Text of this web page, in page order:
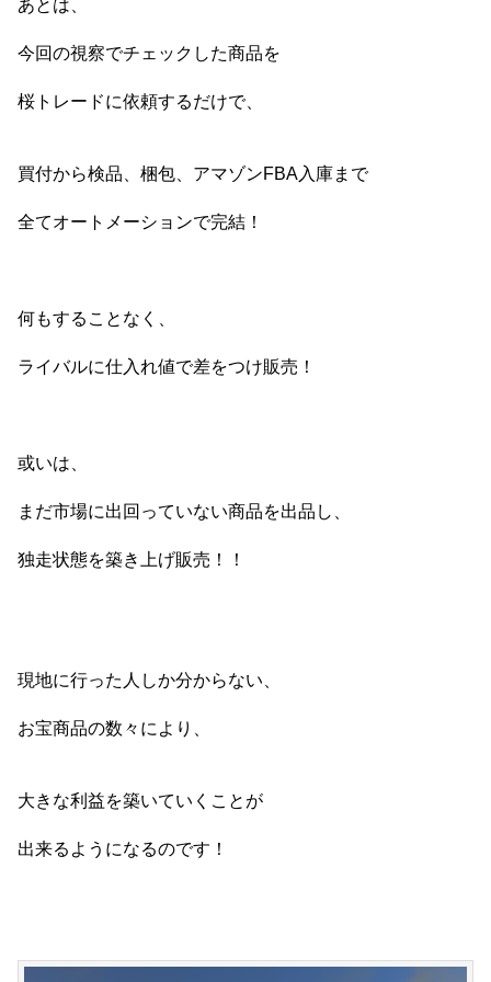
あとは、
今回の視察でチェックした商品を
桜トレードに依頼するだけで、
買付から検品、梱包、アマゾンFBA入庫まで
全てオートメーションで完結！
何もすることなく、
ライバルに仕入れ値で差をつけ販売！
或いは、
まだ市場に出回っていない商品を出品し、
独走状態を築き上げ販売！！
現地に行った人しか分からない、
お宝商品の数々により、
大きな利益を築いていくことが
出来るようになるのです！